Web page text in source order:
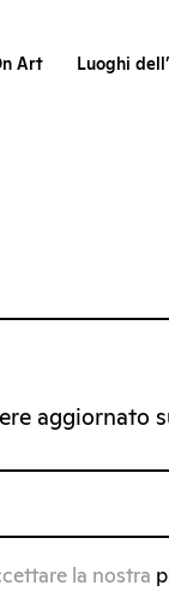
Art Luoghi
aggiornato
la nostra